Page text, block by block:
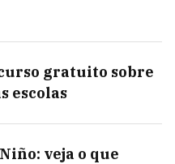
gratuito sobre
escolas
veja o que